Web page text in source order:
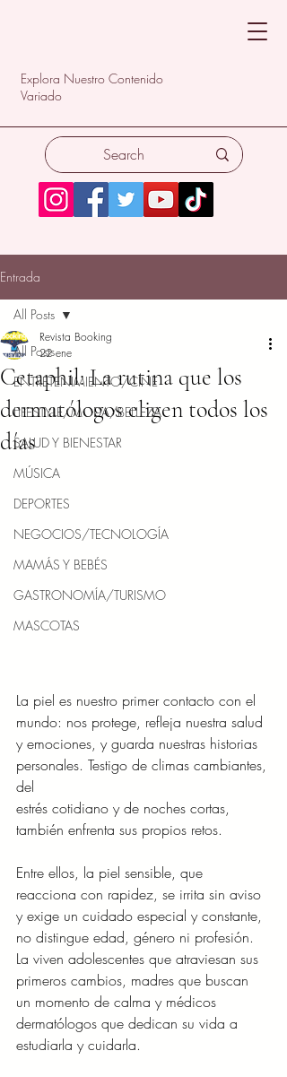
Explora Nuestro Contenido
Variado
Entrada
All Posts
ENTRETENIMIENTO/CINE
LIFESTYLE/MODA/BELLEZA
SALUD Y BIENESTAR
MÚSICA
DEPORTES
NEGOCIOS/TECNOLOGÍA
MAMÁS Y BEBÉS
GASTRONOMÍA/TURISMO
MASCOTAS
All Posts
Cetaphil: La rutina que los
dermatólogos eligen todos los
días
Revista Booking
22 ene
La piel es nuestro primer contacto con el
mundo: nos protege, refleja nuestra salud
y emociones, y guarda nuestras historias
personales. Testigo de climas cambiantes,
del
estrés cotidiano y de noches cortas,
también enfrenta sus propios retos.
Entre ellos, la piel sensible, que
reacciona con rapidez, se irrita sin aviso
y exige un cuidado especial y constante,
no distingue edad, género ni profesión.
La viven adolescentes que atraviesan sus
primeros cambios, madres que buscan
un momento de calma y médicos
dermatólogos que dedican su vida a
estudiarla y cuidarla.